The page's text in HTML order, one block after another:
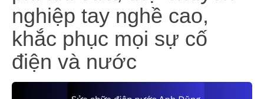
nghiệp tay nghề cao,
khắc phục mọi sự cố
điện và nước